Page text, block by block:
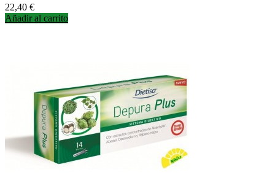
Precio
22,40 €
Añadir al carrito